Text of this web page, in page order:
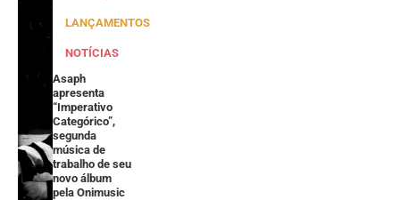
LANÇAMENTOS
NOTÍCIAS
Asaph
apresenta
“Imperativo
Categórico”,
segunda
música de
trabalho de seu
novo álbum
pela Onimusic